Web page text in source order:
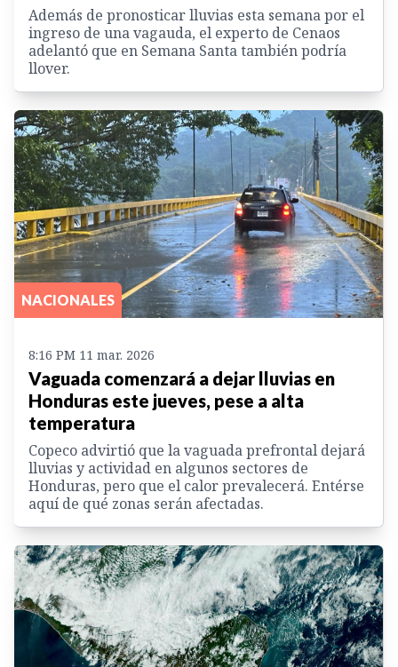
Además de pronosticar lluvias esta semana por el
ingreso de una vagauda, el experto de Cenaos
adelantó que en Semana Santa también podría
llover.
NACIONALES
8:16 PM 11 mar. 2026
Vaguada comenzará a dejar lluvias en
Honduras este jueves, pese a alta
temperatura
Copeco advirtió que la vaguada prefrontal dejará
lluvias y actividad en algunos sectores de
Honduras, pero que el calor prevalecerá. Entérse
aquí de qué zonas serán afectadas.